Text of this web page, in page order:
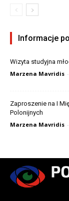
Informacje
Wizyta studyjna
Marzena Mavridis -
Zaproszenie na I
Polonijnych
Marzena Mavridis -